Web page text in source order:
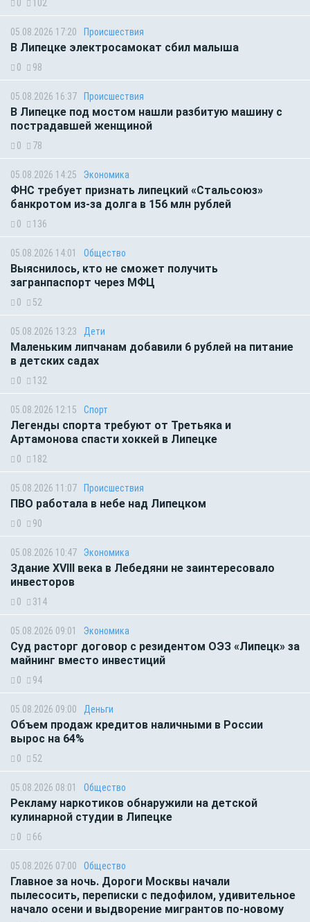
0 102
05.08.2026 17:20 Происшествия
В Липецке электросамокат сбил малыша
0 98
05.08.2026 16:37 Происшествия
В Липецке под мостом нашли разбитую машину с
пострадавшей женщиной
0 78
05.08.2026 14:25 Экономика
ФНС требует признать липецкий «Стальсоюз»
банкротом из-за долга в 156 млн рублей
0 136
05.08.2026 14:01 Общество
Выяснилось, кто не сможет получить
загранпаспорт через МФЦ
0 52
05.08.2026 13:23 Дети
Маленьким липчанам добавили 6 рублей на питание
в детских садах
0 132
05.08.2026 12:15 Спорт
Легенды спорта требуют от Третьяка и
Артамонова спасти хоккей в Липецке
0 182
05.08.2026 11:07 Происшествия
ПВО работала в небе над Липецком
0 90
05.08.2026 10:47 Экономика
Здание XVIII века в Лебедяни не заинтересовало
инвесторов
0 314
05.08.2026 09:01 Экономика
Суд расторг договор с резидентом ОЭЗ «Липецк» за
майнинг вместо инвестиций
0 94
05.08.2026 09:00 Деньги
Объем продаж кредитов наличными в России
вырос на 64%
0 52
05.08.2026 08:01 Общество
Рекламу наркотиков обнаружили на детской
кулинарной студии в Липецке
0 66
05.08.2026 07:00 Общество
Главное за ночь. Дороги Москвы начали
пылесосить, переписки с педофилом, удивительное
начало осени и выдворение мигрантов по-новому